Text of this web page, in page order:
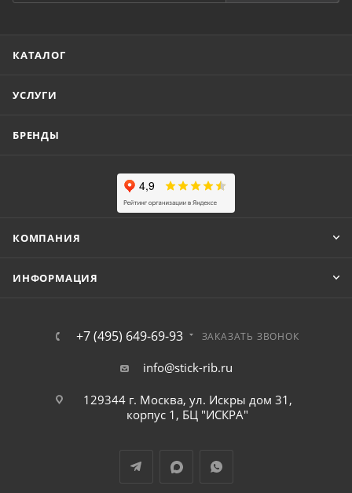
КАТАЛОГ
УСЛУГИ
БРЕНДЫ
КОМПАНИЯ
ИНФОРМАЦИЯ
+7 (495) 649-69-93 ЗАКАЗАТЬ ЗВОНОК
info@stick-rib.ru
129344 г. Москва, ул. Искры дом 31,
корпус 1, БЦ "ИСКРА"